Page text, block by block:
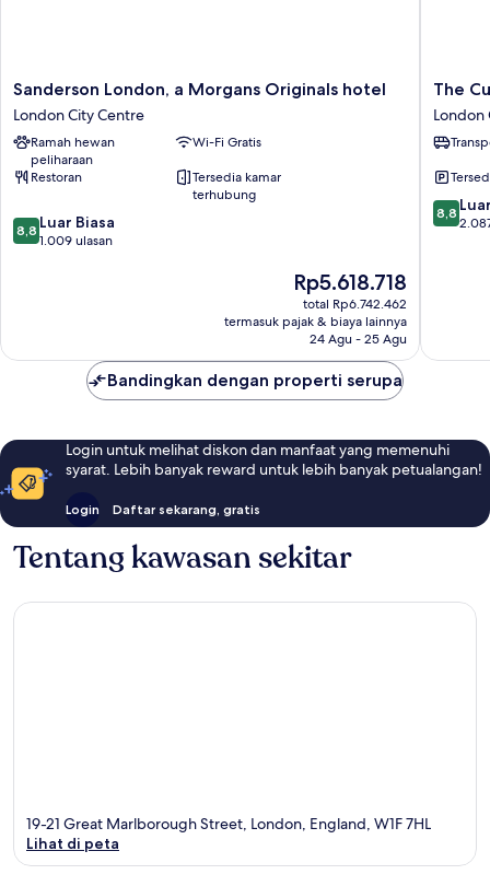
Sanderson
London,
a
Morgans
Originals
hotel
City
Centre
Sanderson London, a Morgans Originals hotel
London City Centre
Ramah hewan
peliharaan
Wi-Fi Gratis
Restoran
Tersedia kamar
terhubung
8.8
dari
8,8 Luar Biasa
1.009 ulasan
Harga
sekarang
Rp5.618.718
Rp5.618.718
total Rp6.742.462
termasuk pajak & biaya lainnya
24 Agu - 25 Agu
The
London
London
Centre
The
London
8.8
dari
8,8
Bandingkan dengan properti serupa
Login untuk melihat diskon dan manfaat yang memenuhi
syarat. Lebih banyak reward untuk lebih banyak petualangan!
Login Daftar sekarang, gratis
Tentang kawasan sekitar
19-21 Great Marlborough Street, London, England, W1F 7HL
Lihat di peta